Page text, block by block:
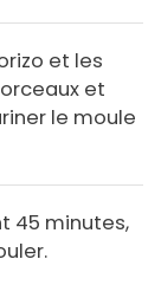
et les
et
le moule
45 minutes,